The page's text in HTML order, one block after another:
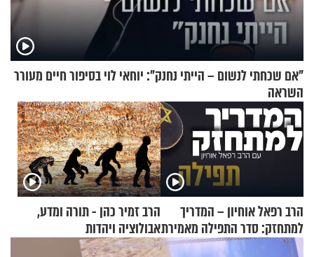
"אם שכחתי לנשום – הייתי נחנק": יוחאי לוי בסיפור חיים מעורר
השראה
הרב רפאל אוחיון – המדריך
למתחזק: סדר התפילה מאמירת
הקורבנות ועד קריאת שמע
הרב זמיר כהן - תורה ומדע,
אבולוציה ויהדות